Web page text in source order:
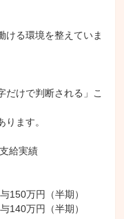
ける環境を整えていま
だけで判断される」こ
ます。
給実績
150万円（半期）
140万円（半期）